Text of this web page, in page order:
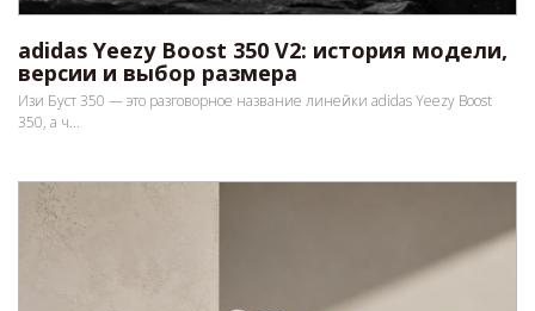
adidas Yeezy Boost 350 V2: история модели,
версии и выбор размера
Изи Буст 350 — это разговорное название линейки adidas Yeezy Boost
350, а ч...